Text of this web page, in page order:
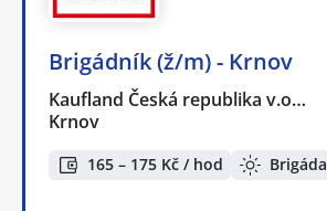
Brigádník (ž/m) - Krnov
Kaufland Česká republika v.o…
Krnov
165 – 175 Kč / hod Brigáda